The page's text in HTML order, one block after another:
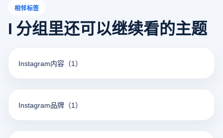
相邻标签
I 分组里还可以继续看的主题
Instagram内容 （1）
Instagram品牌 （1）